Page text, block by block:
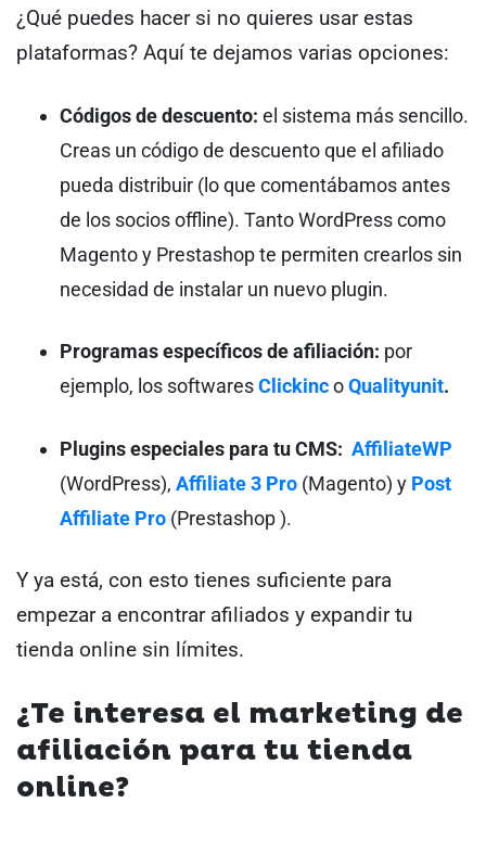
¿Qué puedes hacer si no quieres usar estas
plataformas? Aquí te dejamos varias opciones:
Códigos de descuento: el sistema más sencillo.
Creas un código de descuento que el afiliado
pueda distribuir (lo que comentábamos antes
de los socios offline). Tanto WordPress como
Magento y Prestashop te permiten crearlos sin
necesidad de instalar un nuevo plugin.
Programas específicos de afiliación: por
ejemplo, los softwaresClickincoQualityunit.
Plugins especiales para tu CMS: AffiliateWP
(WordPress), Affiliate 3 Pro (Magento) y Post
Affiliate Pro (Prestashop ).
Y ya está, con esto tienes suficiente para
empezar a encontrar afiliados y expandir tu
tienda online sin límites.
¿Te interesa el marketing de
afiliación para tu tienda
online?